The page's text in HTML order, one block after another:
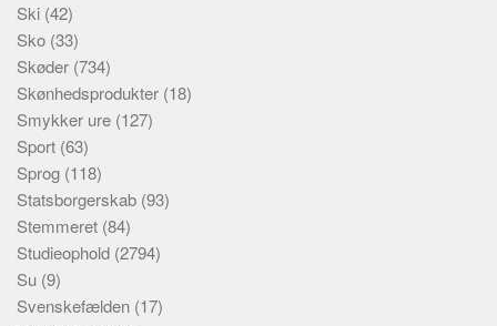
Ski (42)
Sko (33)
Skøder (734)
Skønhedsprodukter (18)
Smykker ure (127)
Sport (63)
Sprog (118)
Statsborgerskab (93)
Stemmeret (84)
Studieophold (2794)
Su (9)
Svenskefælden (17)